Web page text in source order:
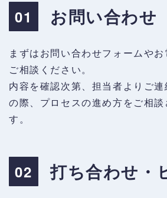
01 お問い合わせ
まずはお問い合わせフォームや
ご相談ください。
内容を確認次第、担当者よりご
の際、プロセスの進め方をご相談
す。
02 打ち合わせ・